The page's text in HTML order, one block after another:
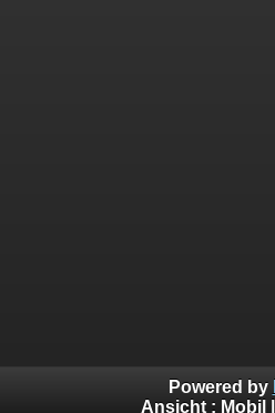
Powered by
Ansicht : Mobil